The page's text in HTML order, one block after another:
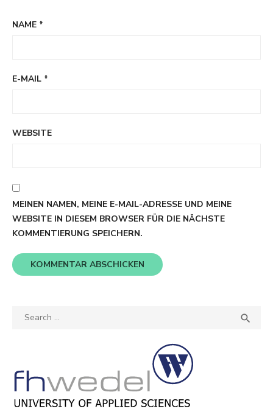
NAME *
E-MAIL *
WEBSITE
MEINEN NAMEN, MEINE E-MAIL-ADRESSE UND MEINE
WEBSITE IN DIESEM BROWSER FÜR DIE NÄCHSTE
KOMMENTIERUNG SPEICHERN.
Search
